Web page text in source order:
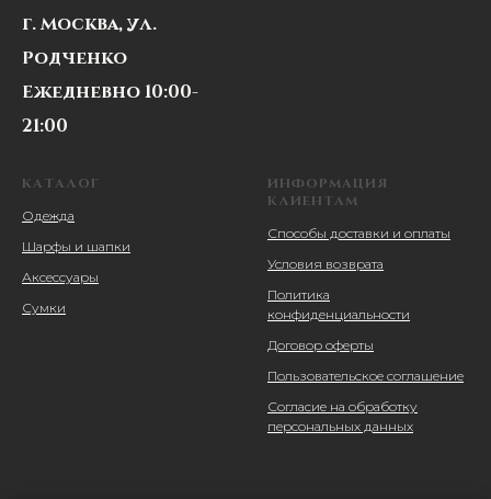
г. Москва, ул.
Родченко
Ежедневно 10:00-
21:00
КАТАЛОГ
Одежда
Шарфы и шапки
Аксессуары
Сумки
ИНФОРМАЦИЯ
КЛИЕНТАМ
Способы доставки и оплаты
Условия возврата
Политика
конфиденциальности
Договор оферты
Пользовательское соглашение
Согласие на обработку
персональных данных